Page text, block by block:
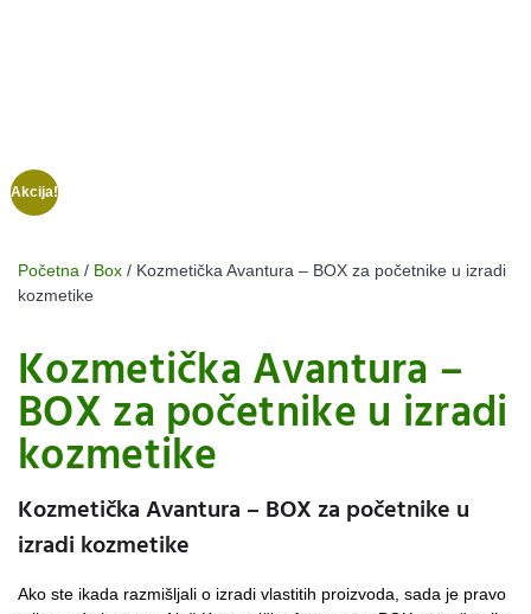
Akcija!
Početna / Box / Kozmetička Avantura – BOX za početnike u izradi
kozmetike
Kozmetička Avantura –
BOX za početnike u izradi
kozmetike
Kozmetička Avantura – BOX za početnike u
izradi kozmetike
Ako ste ikada razmišljali o izradi vlastitih proizvoda, sada je pravo